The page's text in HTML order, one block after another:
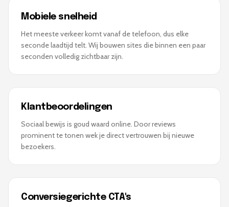
Mobiele snelheid
Het meeste verkeer komt vanaf de telefoon, dus elke
seconde laadtijd telt. Wij bouwen sites die binnen een paar
seconden volledig zichtbaar zijn.
Klantbeoordelingen
Sociaal bewijs is goud waard online. Door reviews
prominent te tonen wek je direct vertrouwen bij nieuwe
bezoekers.
Conversiegerichte CTA's